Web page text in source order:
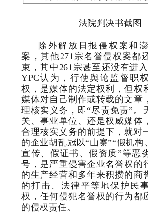
法院判决书截图
除外解放日报侵权案和
案，其他271宗名誉侵权案都
束，其中261宗甚至还没有进
YPC认为，行使舆论监督职
权，是媒体的法定权利，但权
媒体对自己制作或转载的文章
理核实义务，即“尽责免责”。
关、事业单位、还是权威媒体
合理核实义务的前提下，就对
的企业胡乱冠以“山寨”“假机构
宣传、假证书、假资质”等恶
号，是严重侵害企业名誉权的
的生产经营和多年来积攒的商
的打击。法律平等地保护民
权，任何侵犯名誉权的行为都
的侵权责任。